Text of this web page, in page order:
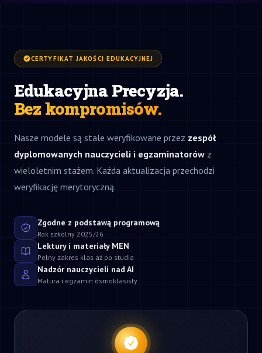
CERTYFIKAT JAKOŚCI EDUKACYJNEJ
Edukacyjna Precyzja.
Bez kompromisów.
Nasze modele są stale weryfikowane przez zespół
dyplomowanych nauczycieli i egzaminatorów z
wieloletnim stażem. Każda aktualizacja przechodzi
weryfikację merytoryczną.
Zgodne z podstawą programową
Rok szkolny 2025/26
Lektury i materiały MEN
Pełny zakres klas aż po studia
Nadzór nauczycieli nad AI
Matura i egzamin ósmoklasisty